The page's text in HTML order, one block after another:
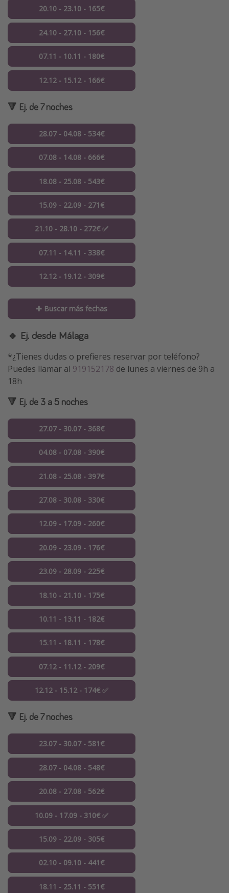
20.10 - 23.10 - 165€
24.10 - 27.10 - 156€
07.11 - 10.11 - 180€
12.12 - 15.12 - 166€
🔻 Ej. de 7 noches
28.07 - 04.08 - 534€
07.08 - 14.08 - 666€
18.08 - 25.08 - 543€
15.09 - 22.09 - 271€
21.10 - 28.10 - 272€ ✅
07.11 - 14.11 - 338€
12.12 - 19.12 - 309€
✚ Buscar más fechas
🔸 Ej. desde Málaga
*¿Tienes dudas o prefieres reservar por teléfono?
Puedes llamar al 919152178 de lunes a viernes de 9h a
18h
🔻 Ej. de 3 a 5 noches
27.07 - 30.07 - 368€
04.08 - 07.08 - 390€
21.08 - 25.08 - 397€
27.08 - 30.08 - 330€
12.09 - 17.09 - 260€
20.09 - 23.09 - 176€
23.09 - 28.09 - 225€
18.10 - 21.10 - 175€
10.11 - 13.11 - 182€
15.11 - 18.11 - 178€
07.12 - 11.12 - 209€
12.12 - 15.12 - 174€ ✅
🔻 Ej. de 7 noches
23.07 - 30.07 - 581€
28.07 - 04.08 - 548€
20.08 - 27.08 - 562€
10.09 - 17.09 - 310€ ✅
15.09 - 22.09 - 305€
02.10 - 09.10 - 441€
18.11 - 25.11 - 551€